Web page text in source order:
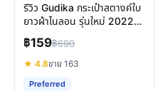
รีวิว Gudika กระเป๋าสตางค์ใบ
ยาวผ้าไนลอน รุ่นใหม่ 2022
ทนทาน กันน้ำ
฿159฿690
★ 4.8ขาย 163
Preferred